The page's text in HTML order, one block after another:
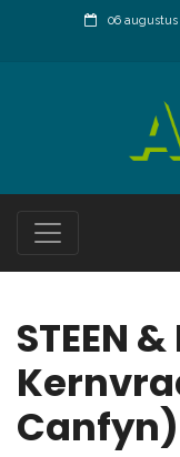
06 augustus
STEEN &
Canfyn)